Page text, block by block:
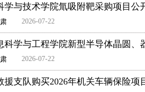
学与技术学院氚吸附靶采购项目公
2026-07-22
科学与工程学院新型半导体晶圆
2026-07-22
援支队购买2026年机关车辆保险项